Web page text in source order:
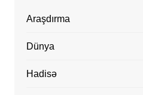
Araşdırma
Dünya
Hadisə